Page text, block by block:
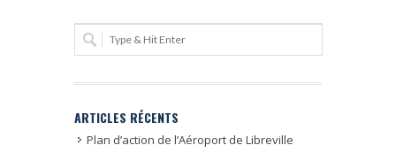
ARTICLES RÉCENTS
Plan d’action de l’Aéroport de Libreville